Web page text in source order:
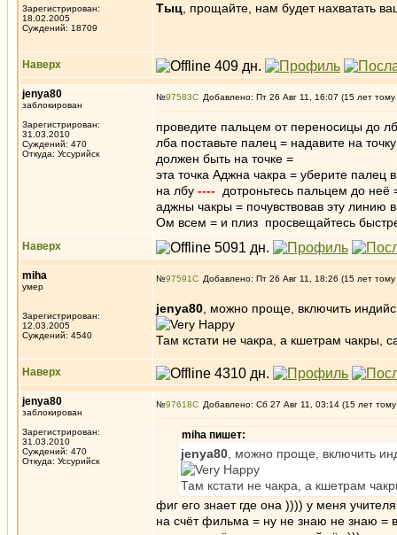
Зарегистрирован:
18.02.2005
Суждений: 18709
Тыц , прощайте, нам будет нахватать
Наверх
jenya80
заблокирован
Зарегистрирован:
31.03.2010
Суждений: 470
Откуда: Уссурийск
№97583 Добавлено: Пт 26 Авг 11, 16:07 (15 лет тому
проведите пальцем от переносицы до
лба поставьте палец = надавите на
должен быть на точке =
эта точка Аджна чакра = уберите палец
на лбу ---- дотроньтесь пальцем до неё
аджны чакры = почувствовав эту линию
Ом всем = и плиз просвещайтесь
Наверх
miha
умер
Зарегистрирован:
12.03.2005
Суждений: 4540
№97591 Добавлено: Пт 26 Авг 11, 18:26 (15 лет тому
jenya80 , можно проще, включить
Там кстати не чакра, а кшетрам чакры,
Наверх
jenya80
заблокирован
Зарегистрирован:
31.03.2010
Суждений: 470
Откуда: Уссурийск
№97618 Добавлено: Сб 27 Авг 11, 03:14 (15 лет
miha пишет:
jenya80 , можно проще, включить
Там кстати не чакра, а кшетрам
фиг его знает где она )))) у меня
на счёт фильма = ну не знаю не знаю